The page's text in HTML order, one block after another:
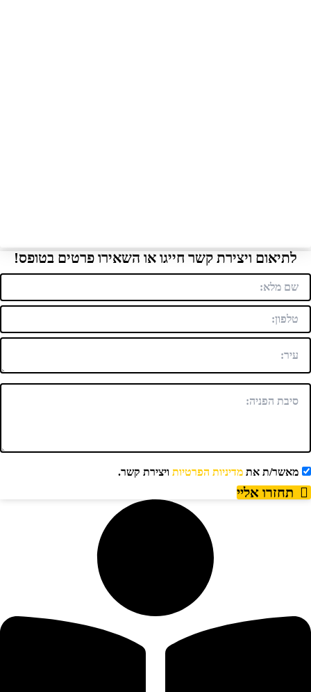
לתיאום ויצירת קשר חייגו או השאירו פרטים בטופס!
מאשר/ת אתמדיניות הפרטיותויצירת קשר.
תחזרו אליי